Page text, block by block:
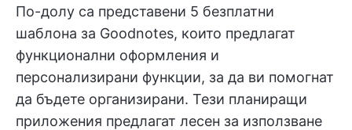
По-долу са представени 5 безплатни
шаблона за Goodnotes, които предлагат
функционални оформления и
персонализирани функции, за да ви помогнат
да бъдете организирани. Тези планиращи
приложения предлагат лесен за използване